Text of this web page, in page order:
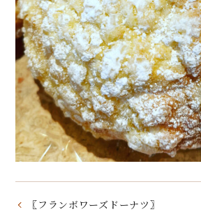
〖フランボワーズドーナツ〗